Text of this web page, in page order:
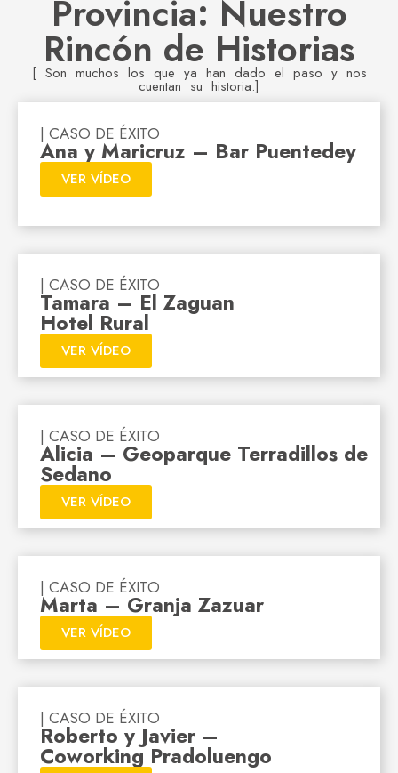
Provincia: Nuestro
Rincón de Historias
[ Son muchos los que ya han dado el paso y nos
cuentan su historia.]
| CASO DE ÉXITO
Ana y Maricruz – Bar Puentedey
VER VÍDEO
| CASO DE ÉXITO
Tamara – El Zaguan
Hotel Rural
VER VÍDEO
| CASO DE ÉXITO
Alicia – Geoparque Terradillos de
Sedano
VER VÍDEO
| CASO DE ÉXITO
Marta – Granja Zazuar
VER VÍDEO
| CASO DE ÉXITO
Roberto y Javier –
Coworking Pradoluengo